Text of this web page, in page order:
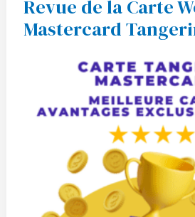
Revue de la Carte
Mastercard
de
la
Carte
Mastercard
Tangerine